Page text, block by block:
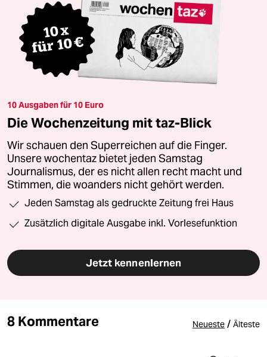
10 Ausgaben für 10 Euro
Die Wochenzeitung mit taz-Blick
Wir schauen den Superreichen auf die Finger.
Unsere wochentaz bietet jeden Samstag
Journalismus, der es nicht allen recht macht und
Stimmen, die woanders nicht gehört werden.
Jeden Samstag als gedruckte Zeitung frei Haus
Zusätzlich digitale Ausgabe inkl. Vorlesefunktion
Jetzt kennenlernen
8 Kommentare Neueste / Älteste